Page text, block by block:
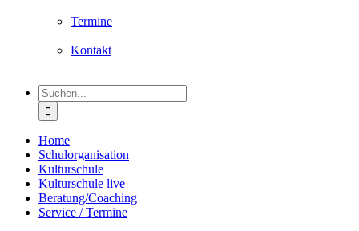
Termine
Kontakt
Suche
nach:
Home
Schulorganisation
Kulturschule
Kulturschule live
Beratung/Coaching
Service / Termine